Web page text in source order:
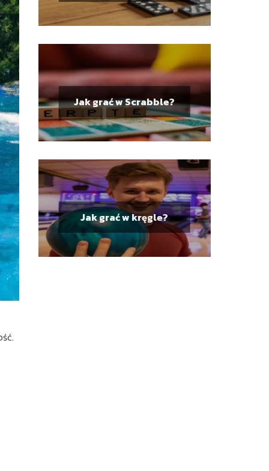
Jak grać w Scrabble?
Jak grać w kręgle?